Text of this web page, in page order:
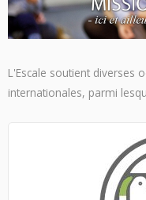
L'Escale soutient diverses
internationales, parmi